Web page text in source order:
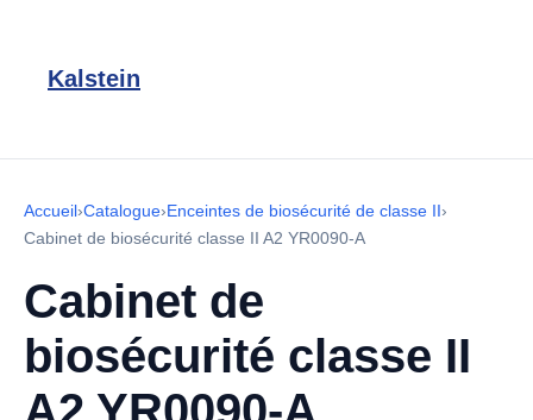
Kalstein
Accueil›Catalogue›Enceintes de biosécurité de classe II›
Cabinet de biosécurité classe II A2 YR0090-A
Cabinet de
biosécurité classe II